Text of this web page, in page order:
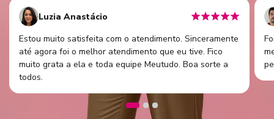
Luzia Anastácio
Estou muito satisfeita com o atendimento. Sinceramente
até agora foi o melhor atendimento que eu tive. Fico
muito grata a ela e toda equipe Meutudo. Boa sorte a
todos.